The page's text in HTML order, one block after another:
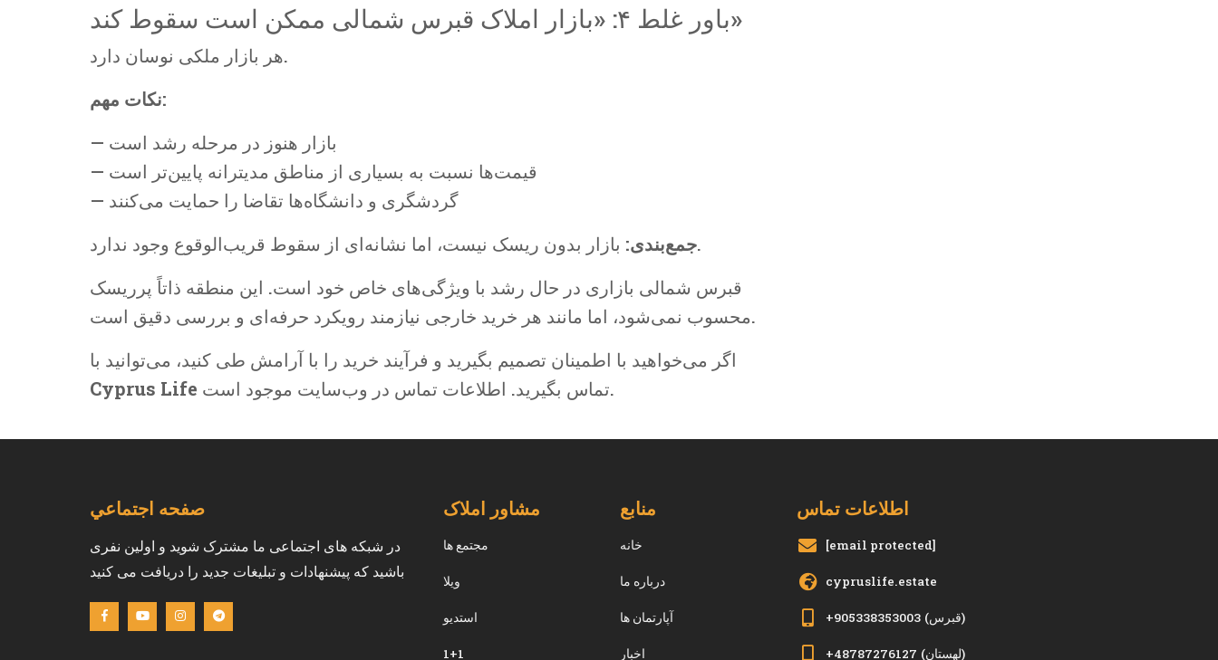
باور غلط ۴: «بازار املاک قبرس شمالی ممکن است سقوط کند»
هر بازار ملکی نوسان دارد.
نکات مهم:
— بازار هنوز در مرحله رشد است
— قیمت‌ها نسبت به بسیاری از مناطق مدیترانه پایین‌تر است
— گردشگری و دانشگاه‌ها تقاضا را حمایت می‌کنند
جمع‌بندی:بازار بدون ریسک نیست، اما نشانه‌ای از سقوط قریب‌الوقوع وجود ندارد.
قبرس شمالی بازاری در حال رشد با ویژگی‌های خاص خود است. این منطقه ذاتاً پرریسک
محسوب نمی‌شود، اما مانند هر خرید خارجی نیازمند رویکرد حرفه‌ای و بررسی دقیق است.
اگر می‌خواهید با اطمینان تصمیم بگیرید و فرآیند خرید را با آرامش طی کنید، می‌توانید با
Cyprus Life
تماس بگیرید. اطلاعات تماس در وب‌سایت موجود است.
صفحه اجتماعي
در شبکه های اجتماعی ما مشترک شوید و اولین نفری
باشید که پیشنهادات و تبلیغات جدید را دریافت می کنید
مشاور املاک
مجتمع ها
ويلا
استديو
1+1
منابع
خانه
درباره ما
آپارتمان ها
اخبار
اطلاعات تماس
[email protected]
cypruslife.estate
+905338353003 (قبرس)
+48787276127 (لهستان)